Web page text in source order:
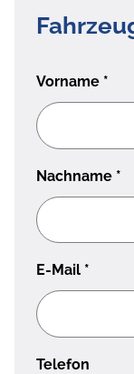
Vorname *
Nachname *
E-Mail *
Telefon